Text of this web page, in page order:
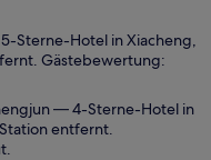
Sterne-Hotel in Xiacheng,
Gästebewertung:
— 4-Sterne-Hotel in
entfernt.